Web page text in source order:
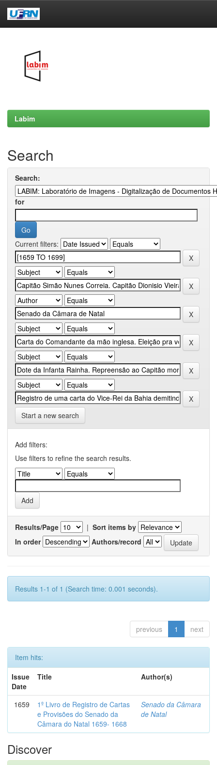
Labim
Search
Search:
for
Current filters:
Start a new search
Add filters:
Use filters to refine the search results.
Results/Page | Sort items by
In order
Authors/record
Results 1-1 of 1 (Search time: 0.001 seconds).
previous 1 next
Item hits:
Issue
Date
Title Author(s)
1659
1º Livro de Registro de Cartas
e Provisões do Senado da
Câmara do Natal 1659- 1668
Senado da Câmara
de Natal
Discover